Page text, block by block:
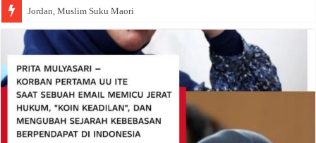
Jordan, Muslim Suku Maori